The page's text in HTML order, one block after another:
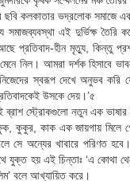
ছবি কলকাতার ভদ্রলোক
সমাজব্যবস্থা এই দুর্ভিক্ষ
প্রতিবাদ-হীন মৃত্যু, কিন্তু
নিল। আমরা দর্শক
স্বরূপ দেখে অনুভব করি
উসকে দেয়।’৫
ব্রাশ স্ট্রোকগুলো নতুন এক
কুকুর, কাক এক জায়গায় মিলে
সে অন্যের খাবারে পরিণত
যুক্ত হয় এই চিন্তাঃ ‘এ কোথা
বলে আখ্যায়িত করে।